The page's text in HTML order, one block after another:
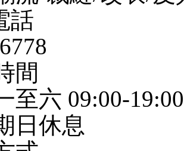
間
至六 09:00-19:00
日休息